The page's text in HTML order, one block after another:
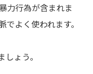
力行為が含まれま
よく使われます。
ょう。